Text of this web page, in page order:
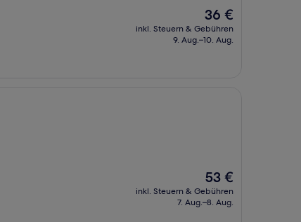
Der
Preis
beträgt
36 €
inkl. Steuern & Gebühren
9. Aug.–10. Aug.
Der
Preis
beträgt
53 €
inkl. Steuern & Gebühren
7. Aug.–8. Aug.